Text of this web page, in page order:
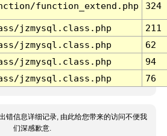
function_extend.php 324
jzmysql.class.php
211
jzmysql.class.php
62
jzmysql.class.php
94
jzmysql.class.php 76
错信息详细记录, 由此给您带来的访问不便我
们深感歉意.